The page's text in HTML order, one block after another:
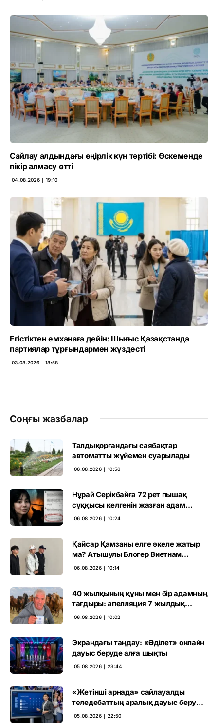
Сайлау алдындағы өңірлік күн тәртібі: Өскеменде
пікір алмасу өтті
04.08.2026 ∣ 19:10
Егістіктен емханаға дейін: Шығыс Қазақстанда
партиялар тұрғындармен жүздесті
03.08.2026 ∣ 18:58
Соңғы жазбалар
Талдықорғандағы саябақтар
автоматты жүйемен суарылады
06.08.2026 ∣ 10:56
Нұрай Серікбайға 72 рет пышақ
сұққысы келгенін жазған адам
ұсталды
06.08.2026 ∣ 10:24
Қайсар Қамзаны елге әкеле жатыр
ма? Атышулы Блогер Виетнам
әуежайында көзге түсті
06.08.2026 ∣ 10:14
40 жылқының құны мен бір адамның
тағдыры: апелляция 7 жылдық
үкімді бұзды
06.08.2026 ∣ 10:02
Экрандағы таңдау: «Әділет» онлайн
дауыс беруде алға шықты
05.08.2026 ∣ 23:44
«Жетінші арнада» сайлауалды
теледебаттың аралық дауыс беру
нәтижесі жарияланды
05.08.2026 ∣ 22:50